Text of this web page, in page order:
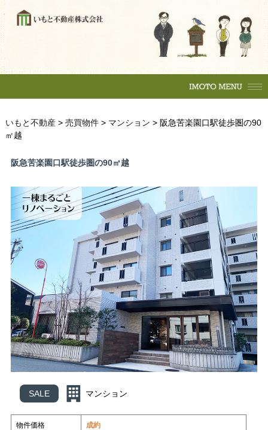
購入の流れ
マンション
土地
住居
テナント
事務所
駐車場
各種相談
売却相談
（査定依頼）
不動産
なんでも相談
賃貸管理
会社案内
いもとスタイル
会社概要
スタッフ紹介
いもとの仲間たち
コラム
日々、不動産
管理業って面白い
売買物件
住居
テナント
事務所
収益物件
駐車場
各種相談
売却相談
（査定依頼）
不動産
なんでも相談
賃貸管理
会社案内
スタッフ紹介
コラム
いもと不動産> 売買物件> マンション > 阪急苦楽園口駅徒歩圏の90
㎡越
阪急苦楽園口駅徒歩圏の90㎡越
SALE マンション
物件価格 成約